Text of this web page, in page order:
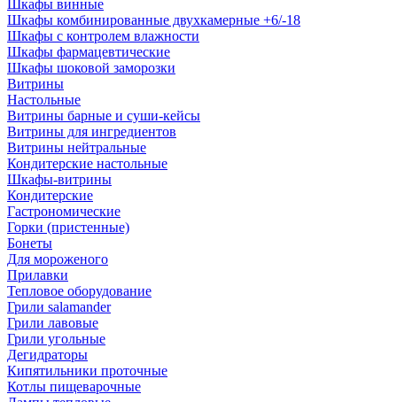
Шкафы винные
Шкафы комбинированные двухкамерные +6/-18
Шкафы с контролем влажности
Шкафы фармацевтические
Шкафы шоковой заморозки
Витрины
Настольные
Витрины барные и суши-кейсы
Витрины для ингредиентов
Витрины нейтральные
Кондитерские настольные
Шкафы-витрины
Кондитерские
Гастрономические
Горки (пристенные)
Бонеты
Для мороженого
Прилавки
Тепловое оборудование
Грили salamander
Грили лавовые
Грили угольные
Дегидраторы
Кипятильники проточные
Котлы пищеварочные